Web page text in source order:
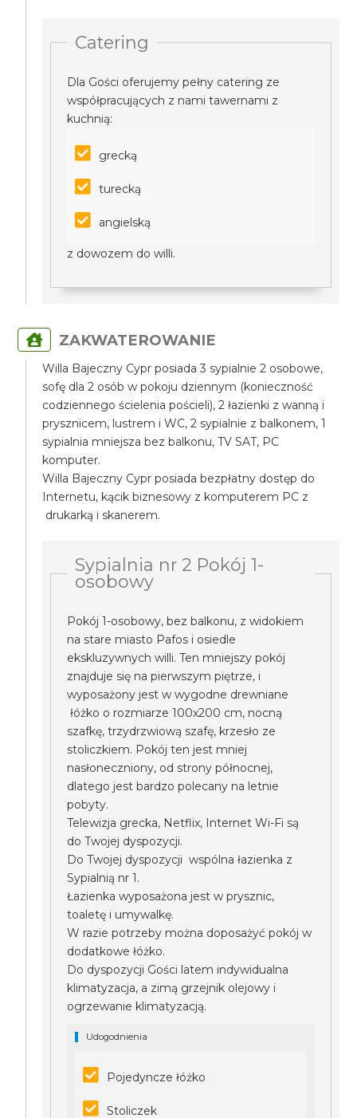
Catering
Dla Gości oferujemy pełny catering ze
współpracujących z nami tawernami z
kuchnią:
grecką
turecką
angielską
z dowozem do willi.
ZAKWATEROWANIE
Willa Bajeczny Cypr posiada 3 sypialnie 2 osobowe,
sofę dla 2 osób w pokoju dziennym (konieczność
codziennego ścielenia pościeli), 2 łazienki z wanną i
prysznicem, lustrem i WC, 2 sypialnie z balkonem, 1
sypialnia mniejsza bez balkonu, TV SAT, PC
komputer.
Willa Bajeczny Cypr posiada bezpłatny dostęp do
Internetu, kącik biznesowy z komputerem PC z
drukarką i skanerem.
Sypialnia nr 2 Pokój 1-
osobowy
Pokój 1-osobowy, bez balkonu, z widokiem
na stare miasto Pafos i osiedle
ekskluzywnych willi. Ten mniejszy pokój
znajduje się na pierwszym piętrze, i
wyposażony jest w wygodne drewniane
łóżko o rozmiarze 100x200 cm, nocną
szafkę, trzydrzwiową szafę, krzesło ze
stoliczkiem. Pokój ten jest mniej
nasłoneczniony, od strony północnej,
dlatego jest bardzo polecany na letnie
pobyty.
Telewizja grecka, Netflix, Internet Wi-Fi są
do Twojej dyspozycji.
Do Twojej dyspozycji wspólna łazienka z
Sypialnią nr 1.
Łazienka wyposażona jest w prysznic,
toaletę i umywalkę.
W razie potrzeby można doposażyć pokój w
dodatkowe łóżko.
Do dyspozycji Gości latem indywidualna
klimatyzacja, a zimą grzejnik olejowy i
ogrzewanie klimatyzacją.
Udogodnienia
Pojedyncze łóżko
Stoliczek